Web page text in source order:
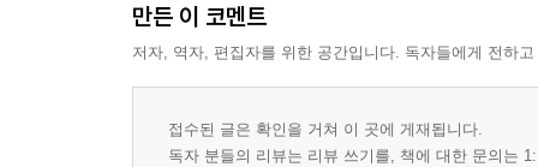
만든 이 코멘트
저자, 역자, 편집자를 위한 공간입니다. 독자들에게 전하
접수된 글은 확인을 거쳐 이 곳에 게재됩니다.
독자 분들의 리뷰는 리뷰 쓰기를, 책에 대한 문의는